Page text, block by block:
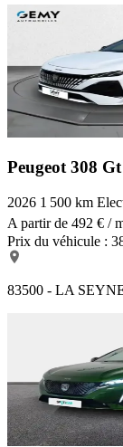
Peugeot 308 Gt
2026 1 500 km
A partir de 492 € /
Prix du véhicule :
83500 - LA